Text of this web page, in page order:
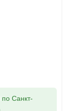
по Санкт-